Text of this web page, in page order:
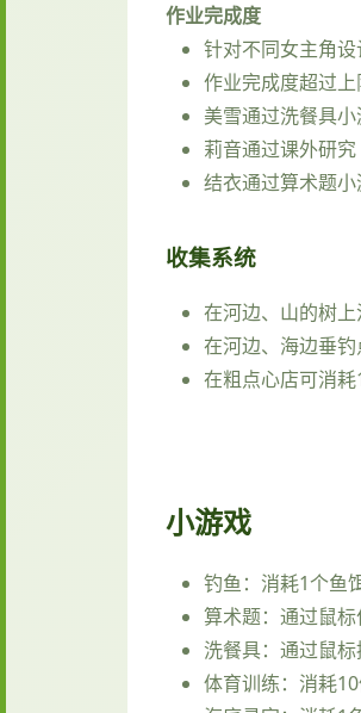
作业完成度
针对不同女主角设
作业完成度超过上
美雪通过洗餐具小
莉音通过课外研
结衣通过算术题小
收集系统
在河边、山的树
在河边、海边垂
在粗点心店可消
小游戏
钓鱼：消耗1个鱼
算术题：通过鼠
洗餐具：通过鼠
体育训练：消耗